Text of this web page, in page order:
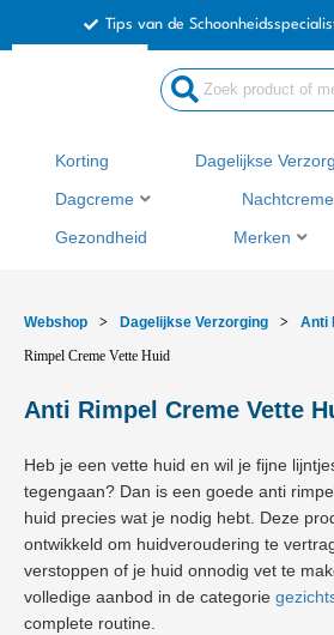
Tips van de
Search
...
Korting Dagelijkse
Dagcreme Nachtcreme
Gezondheid Merken
Webshop > Dagelijkse Verzorging > Anti
Rimpel Creme Vette Huid
Anti Rimpel Creme Vette
Heb je een vette huid en wil je fijne
tegengaan? Dan is een goede anti
huid precies wat je nodig hebt. Deze
ontwikkeld om huidveroudering te
verstoppen of je huid onnodig vet te
volledige aanbod in de categorie
complete routine.